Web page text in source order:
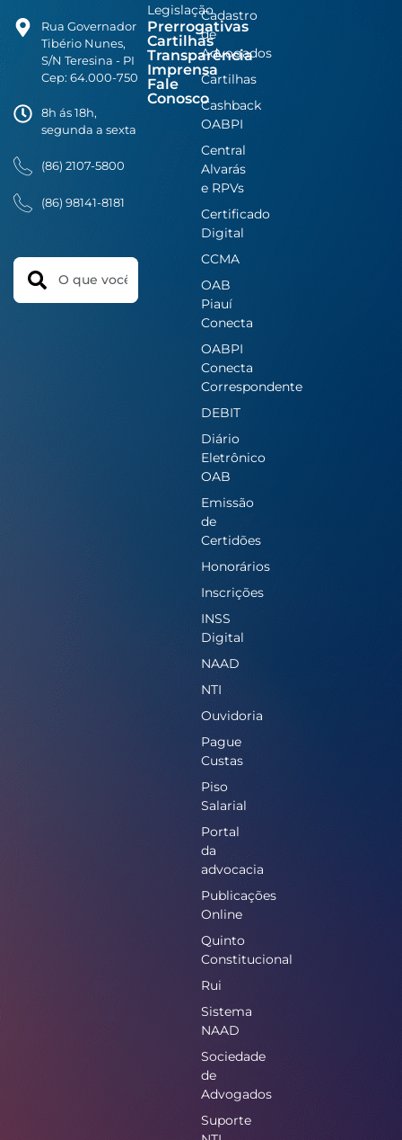
Rua Governador
Tibério Nunes,
S/N Teresina - PI
Cep: 64.000-750
8h ás 18h,
segunda a sexta
(86) 2107-5800
(86) 98141-8181
Search
Legislação
Prerrogativas
Cartilhas
Transparência
Imprensa
Fale
Conosco
Cadastro
de
Advogados
Cartilhas
Cashback
OABPI
Central
Alvarás
e RPVs
Certificado
Digital
CCMA
OAB
Piauí
Conecta
OABPI
Conecta
Correspondente
DEBIT
Diário
Eletrônico
OAB
Emissão
de
Certidões
Honorários
Inscrições
INSS
Digital
NAAD
NTI
Ouvidoria
Pague
Custas
Piso
Salarial
Portal
da
advocacia
Publicações
Online
Quinto
Constitucional
Rui
Sistema
NAAD
Sociedade
de
Advogados
Suporte